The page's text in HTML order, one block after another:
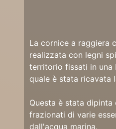
La cornice a raggiera
realizzata con legni
territorio fissati in una
quale è stata ricavata
Questa è stata
frazionati di varie
dall'acqua marina.